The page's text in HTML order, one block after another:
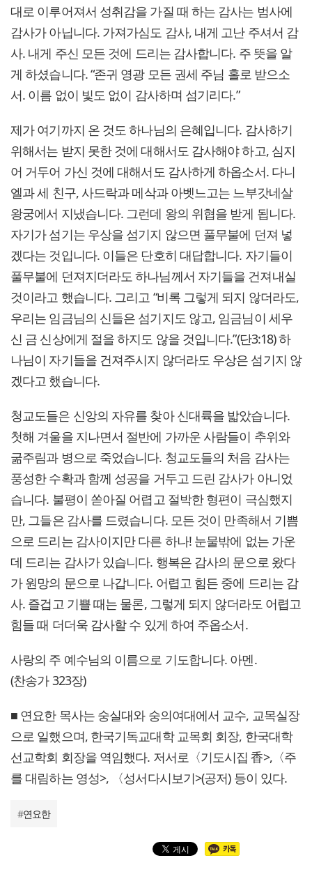
대로 이루어져서 성취감을 가질 때 하는 감사는 범사에
감사가 아닙니다. 가져가심도 감사, 내게 고난 주셔서 감
사. 내게 주신 모든 것에 드리는 감사합니다. 주 뜻을 알
게 하셨습니다. “존귀 영광 모든 권세 주님 홀로 받으소
서. 이름 없이 빛도 없이 감사하며 섬기리다.”
제가 여기까지 온 것도 하나님의 은혜입니다. 감사하기
위해서는 받지 못한 것에 대해서도 감사해야 하고, 심지
어 거두어 가신 것에 대해서도 감사하게 하옵소서. 다니
엘과 세 친구, 사드락과 메삭과 아벳느고는 느부갓네살
왕궁에서 지냈습니다. 그런데 왕의 위협을 받게 됩니다.
자기가 섬기는 우상을 섬기지 않으면 풀무불에 던져 넣
겠다는 것입니다. 이들은 단호히 대답합니다. 자기들이
풀무불에 던져지더라도 하나님께서 자기들을 건져내실
것이라고 했습니다. 그리고 “비록 그렇게 되지 않더라도,
우리는 임금님의 신들은 섬기지도 않고, 임금님이 세우
신 금 신상에게 절을 하지도 않을 것입니다.”(단3:18) 하
나님이 자기들을 건져주시지 않더라도 우상은 섬기지 않
겠다고 했습니다.
청교도들은 신앙의 자유를 찾아 신대륙을 밟았습니다.
첫해 겨울을 지나면서 절반에 가까운 사람들이 추위와
굶주림과 병으로 죽었습니다. 청교도들의 처음 감사는
풍성한 수확과 함께 성공을 거두고 드린 감사가 아니었
습니다. 불평이 쏟아질 어렵고 절박한 형편이 극심했지
만, 그들은 감사를 드렸습니다. 모든 것이 만족해서 기쁨
으로 드리는 감사이지만 다른 하나! 눈물밖에 없는 가운
데 드리는 감사가 있습니다. 행복은 감사의 문으로 왔다
가 원망의 문으로 나갑니다. 어렵고 힘든 중에 드리는 감
사. 즐겁고 기쁠 때는 물론, 그렇게 되지 않더라도 어렵고
힘들 때 더더욱 감사할 수 있게 하여 주옵소서.
사랑의 주 예수님의 이름으로 기도합니다. 아멘.
(찬송가 323장)
■ 연요한 목사는 숭실대와 숭의여대에서 교수, 교목실장
으로 일했으며, 한국기독교대학 교목회 회장, 한국대학
선교학회 회장을 역임했다. 저서로〈기도시집 香>,〈주
를 대림하는 영성>, 〈성서다시보기>(공저) 등이 있다.
#연요한